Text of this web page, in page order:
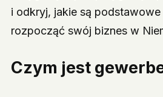
i odkryj, jakie są
rozpocząć swój biznes w
Czym jest